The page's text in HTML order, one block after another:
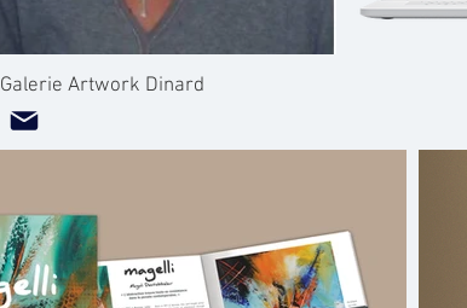
Galerie Artwork Dinard